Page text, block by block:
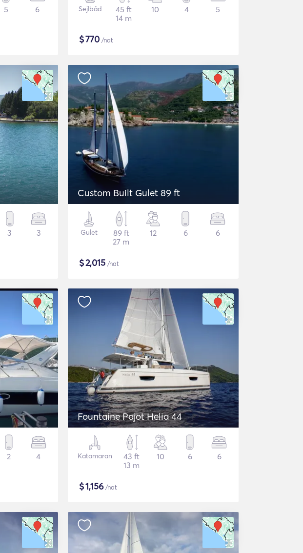
5 6 Sejlbåd
45 ft
14 m
10 4 5
$770 /nat
3 3
Custom Built Gulet 89 ft
Gulet
89 ft
27 m
12 6 6
$2,015 /nat
2 4
Fountaine Pajot Helia 44
Katamaran
43 ft
13 m
10 6 6
$1,156/nat